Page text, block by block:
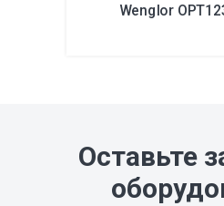
Wenglor
Оставьте